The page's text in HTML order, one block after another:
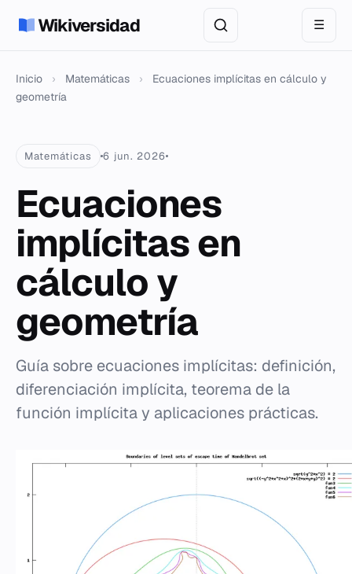
Wikiversidad ☰
Inicio › Matemáticas ›
Ecuaciones implícitas en cálculo y
geometría
Matemáticas 6 jun. 2026
Ecuaciones
implícitas en
cálculo y
geometría
Guía sobre ecuaciones implícitas: definición,
diferenciación implícita, teorema de la
función implícita y aplicaciones prácticas.